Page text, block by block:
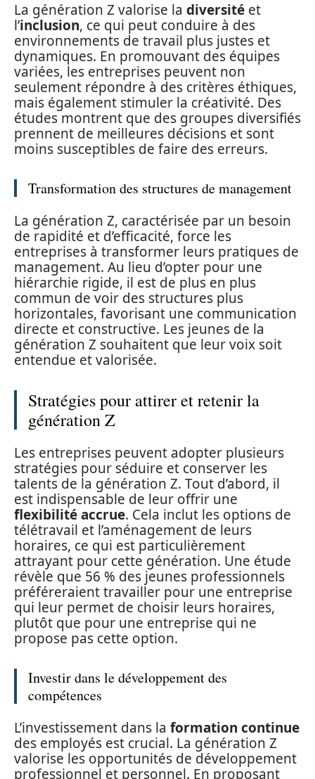
La génération Z valorise la diversité et
l’inclusion, ce qui peut conduire à des
environnements de travail plus justes et
dynamiques. En promouvant des équipes
variées, les entreprises peuvent non
seulement répondre à des critères éthiques,
mais également stimuler la créativité. Des
études montrent que des groupes diversifiés
prennent de meilleures décisions et sont
moins susceptibles de faire des erreurs.
Transformation des structures de management
La génération Z, caractérisée par un besoin
de rapidité et d’efficacité, force les
entreprises à transformer leurs pratiques de
management. Au lieu d’opter pour une
hiérarchie rigide, il est de plus en plus
commun de voir des structures plus
horizontales, favorisant une communication
directe et constructive. Les jeunes de la
génération Z souhaitent que leur voix soit
entendue et valorisée.
Stratégies pour attirer et retenir la
génération Z
Les entreprises peuvent adopter plusieurs
stratégies pour séduire et conserver les
talents de la génération Z. Tout d’abord, il
est indispensable de leur offrir une
flexibilité accrue. Cela inclut les options de
télétravail et l’aménagement de leurs
horaires, ce qui est particulièrement
attrayant pour cette génération. Une étude
révèle que 56 % des jeunes professionnels
préféreraient travailler pour une entreprise
qui leur permet de choisir leurs horaires,
plutôt que pour une entreprise qui ne
propose pas cette option.
Investir dans le développement des
compétences
L’investissement dans la formation continue
des employés est crucial. La génération Z
valorise les opportunités de développement
professionnel et personnel. En proposant